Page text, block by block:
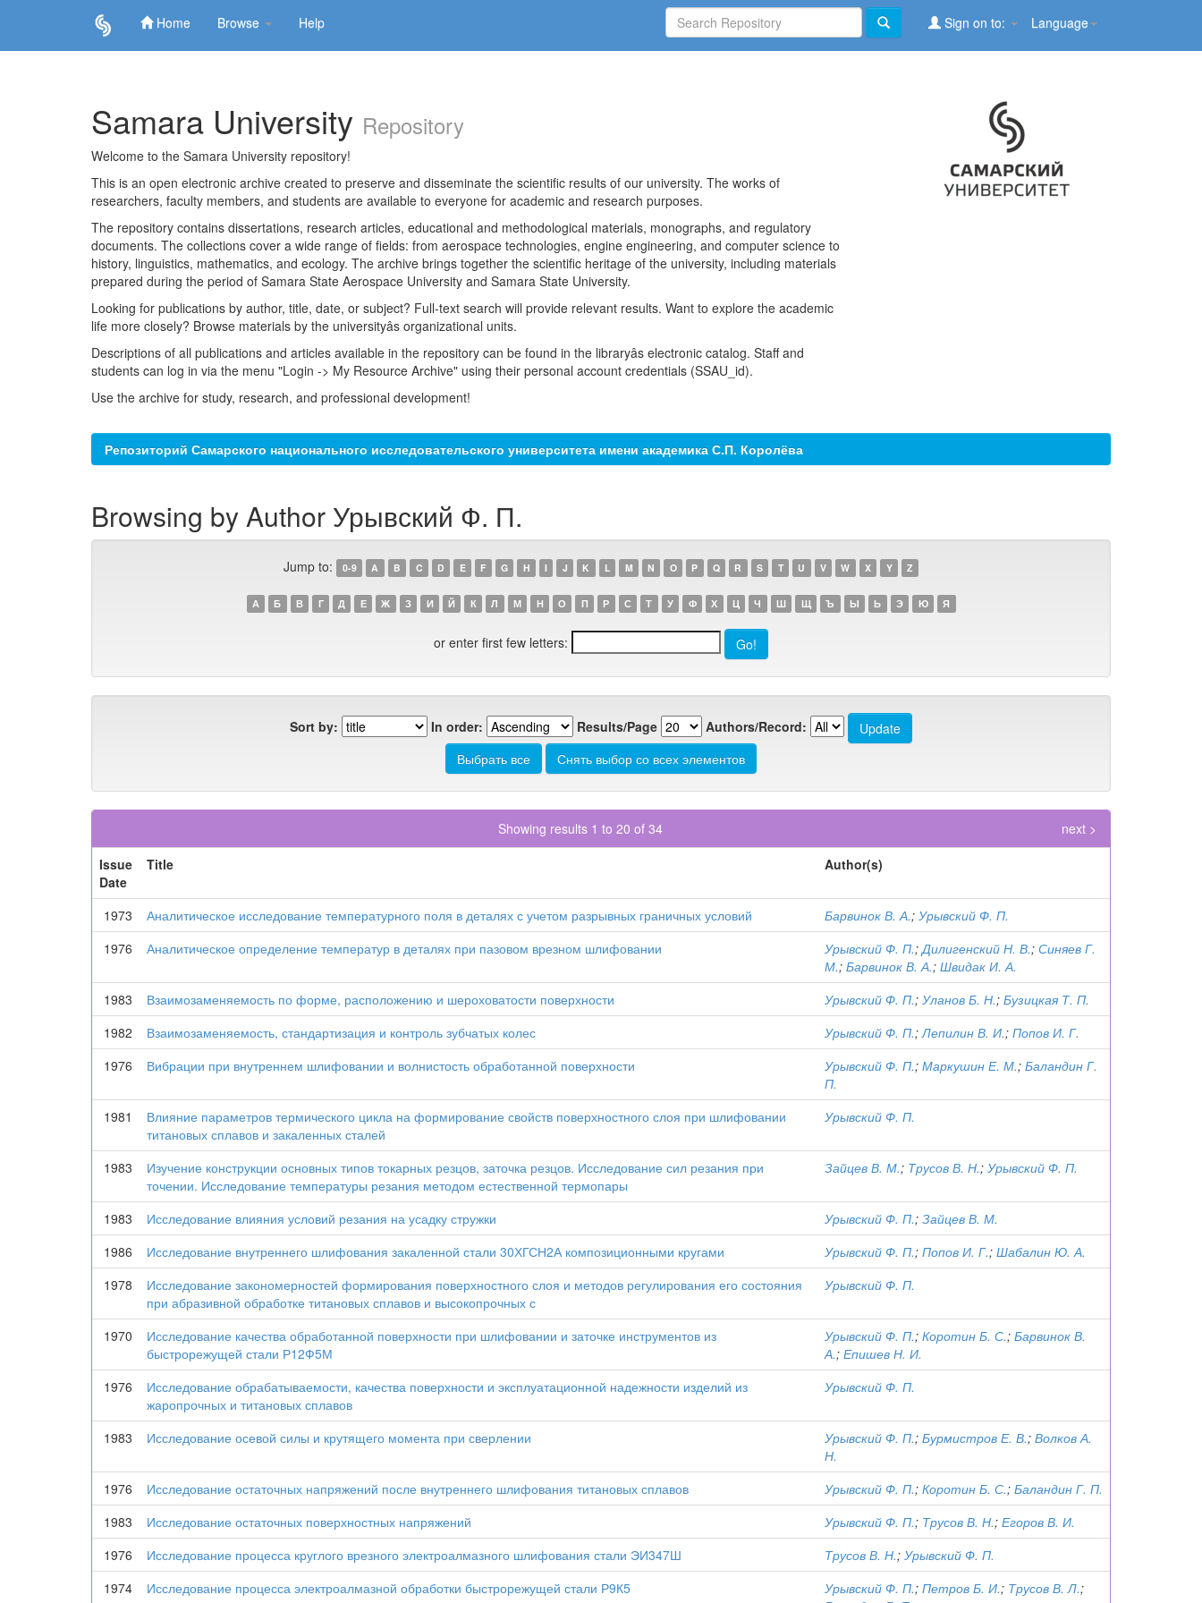
Home Browse Help Language
Sign on to:
Samara University Repository
Welcome to the Samara University repository!
This is an open electronic archive created to preserve and disseminate the scientific results of our university. The works of
researchers, faculty members, and students are available to everyone for academic and research purposes.
The repository contains dissertations, research articles, educational and methodological materials, monographs, and regulatory
documents. The collections cover a wide range of fields: from aerospace technologies, engine engineering, and computer science to
history, linguistics, mathematics, and ecology. The archive brings together the scientific heritage of the university, including materials
prepared during the period of Samara State Aerospace University and Samara State University.
Looking for publications by author, title, date, or subject? Full-text search will provide relevant results. Want to explore the academic
life more closely? Browse materials by the universityâs organizational units.
Descriptions of all publications and articles available in the repository can be found in the libraryâs electronic catalog. Staff and
students can log in via the menu "Login -> My Resource Archive" using their personal account credentials (SSAU_id).
Use the archive for study, research, and professional development!
Репозиторий Самарского национального исследовательского университета имени академика С.П. Королёва
Browsing by Author Урывский Ф. П.
Jump to: 0-9 A B C D E F G H I J K L M N O P Q R S T U V W X Y Z
А Б В Г Д Е Ж З И Й К Л М Н О П Р С Т У Ф Х Ц Ч Ш Щ Ъ Ы Ь Э Ю Я
or enter first few letters:
Sort by: In order: Results/Page Authors/Record:
Showing results 1 to 20 of 34
next >
Issue
Date
Title Author(s)
1973 Аналитическое исследование температурного поля в деталях с учетом разрывных граничных условий Барвинок В. А.; Урывский Ф. П.
1976
Аналитическое определение температур в деталях при пазовом врезном шлифовании Урывский Ф. П.;Дилигенский Н. В.; Синяев Г.
М.; Барвинок В. А.; Швидак И. А.
1983
Взаимозаменяемость по форме, расположению и шероховатости поверхности Урывский Ф. П.; Уланов Б. Н.; Бузицкая Т. П.
1982
Взаимозаменяемость, стандартизация и контроль зубчатых колес Урывский Ф. П.;Лепилин В. И.; Попов И. Г.
1976
Вибрации при внутреннем шлифовании и волнистость обработанной поверхности Урывский Ф. П.; Маркушин Е. М.; Баландин Г.
П.
1981
Влияние параметров термического цикла на формирование свойств поверхностного слоя при шлифовании
титановых сплавов и закаленных сталей
Урывский Ф. П.
1983
Изучение конструкции основных типов токарных резцов, заточка резцов. Исследование сил резания при
точении. Исследование температуры резания методом естественной термопары
Зайцев В. М.; Трусов В. Н.; Урывский Ф. П.
1983 Исследование влияния условий резания на усадку стружки Урывский Ф. П.; Зайцев В. М.
1986
Исследование внутреннего шлифования закаленной стали 30ХГСН2А композиционными кругами Урывский Ф. П.; Попов И. Г.; Шабалин Ю. А.
1978
Исследование закономерностей формирования поверхностного слоя и методов регулирования его состояния
при абразивной обработке титановых сплавов и высокопрочных с
Урывский Ф. П.
1970
Исследование качества обработанной поверхности при шлифовании и заточке инструментов из
быстрорежущей стали Р12Ф5М
Урывский Ф. П.; Коротин Б. С.; Барвинок В.
А.; Епишев Н. И.
1976
Исследование обрабатываемости, качества поверхности и эксплуатационной надежности изделий из
жаропрочных и титановых сплавов
Урывский Ф. П.
1983 Исследование осевой силы и крутящего момента при сверлении Урывский Ф. П.; Бурмистров Е. В.; Волков А.
Н.
1976
Исследование остаточных напряжений после внутреннего шлифования титановых сплавов Урывский Ф. П.; Коротин Б. С.; Баландин Г. П.
1983
Исследование остаточных поверхностных напряжений Урывский Ф. П.; Трусов В. Н.; Егоров В. И.
1976
Исследование процесса круглого врезного электроалмазного шлифования стали ЭИ347Ш Трусов В. Н.; Урывский Ф. П.
1974
Исследование процесса электроалмазной обработки быстрорежущей стали Р9К5 Урывский Ф. П.; Петров Б. И.; Трусов В. Л.;